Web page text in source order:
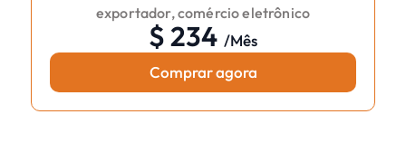
exportador, comércio eletrônico
$234 /Mês
Comprar agora